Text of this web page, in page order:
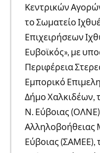
Κεντρικών
το Σωματείο
Επιχειρήσεων
Ευβοϊκός», με
Περιφέρεια
Εμπορικό
Δήμο Χαλκιδέων,
Ν. Εύβοιας
Αλληλοβοήθειας
Εύβοιας (ΣΑΜΕΕ),